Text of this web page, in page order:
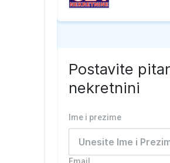
Postavite
nekretnini
Ime i prezime